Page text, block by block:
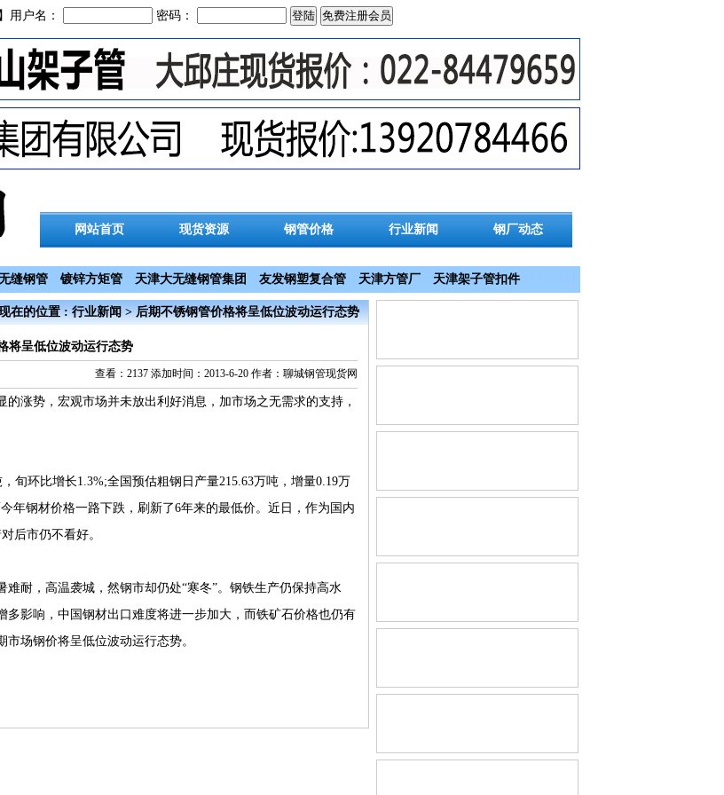
用户名： 密码：
网站首页 现货资源 钢管价格 行业新闻 钢厂动态
缝钢管 镀锌方矩管 天津大无缝钢管集团 友发钢塑复合管 天津方管厂 天津架子管扣件
在的位置 : 行业新闻 > 后期不锈钢管价格将呈低位波动运行态势
将呈低位波动运行态势
查看：2137 添加时间：2013-6-20 作者：聊城钢管现货网
涨势，宏观市场并未放出利好消息，加市场之无需求的支持，
环比增长1.3%;全国预估粗钢日产量215.63万吨，增量0.19万
年钢材价格一路下跌，刷新了6年来的最低价。近日，作为国内
后市仍不看好。
，高温袭城，然钢市却仍处“寒冬”。钢铁生产仍保持高水
影响，中国钢材出口难度将进一步加大，而铁矿石价格也仍有
场钢价将呈低位波动运行态势。